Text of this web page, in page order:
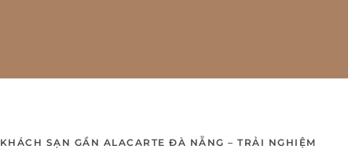
KHÁCH SẠN GẦN ALACARTE ĐÀ NẴNG – TRẢI NGHIỆM